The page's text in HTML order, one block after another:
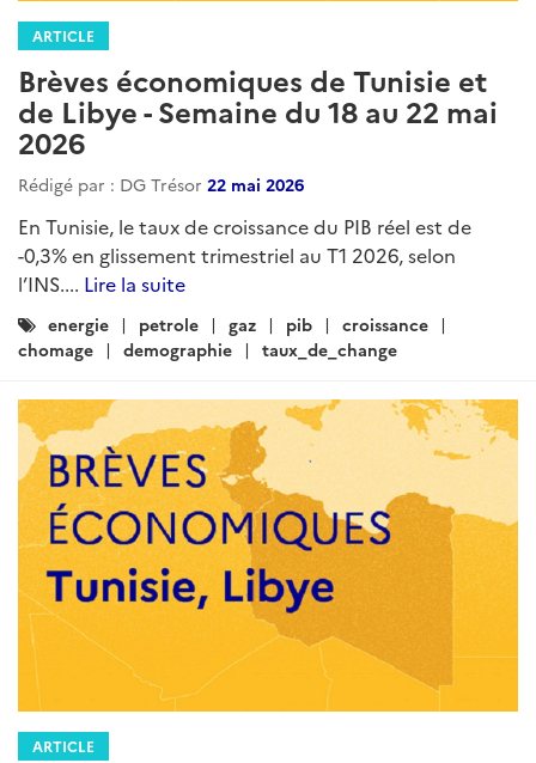
ARTICLE
Brèves économiques de Tunisie et
de Libye - Semaine du 18 au 22 mai
2026
Rédigé par : DG Trésor 22 mai 2026
En Tunisie, le taux de croissance du PIB réel est de
-0,3% en glissement trimestriel au T1 2026, selon
l’INS.... Lire la suite
Catégories
:
energie petrole gaz pib
croissance
chomage
demographie taux_de_change
ARTICLE